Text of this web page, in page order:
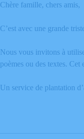
Chère famille, chers amis,
C’est avec une grande
Nous vous invitons à
poèmes ou des textes.
Un service de plantation